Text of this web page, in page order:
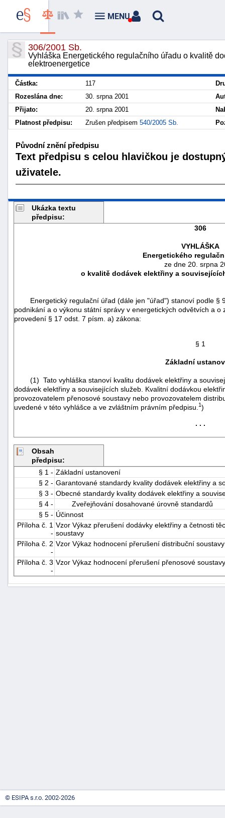
306/2001 Sb.
Vyhláška Energetického regulačního úřadu o kvalitě
elektroenergetice
Částka: 117
Rozeslána dne:
30. srpna 2001
Přijato:
20. srpna 2001
Platnost předpisu:
Zrušen předpisem 540/2005 Sb.
Původní znění předpisu
Text předpisu s celou hlavičkou je
uživatele.
Ukázka textu
předpisu:
306
VYHLÁŠKA
Energetického
ze dne 20. srpna
o kvalitě dodávek elektřiny a
Energetický regulační úřad (dále jen "úřad") stanoví podle §
podnikání a o výkonu státní správy v energetických odvětvích a
provedení § 17 odst. 7 písm. a) zákona:
§ 1
Základní
(1) Tato vyhláška stanoví kvalitu dodávek elektřiny a
dodávek elektřiny a souvisejících služeb. Kvalitní dodávkou
provozovatelem přenosové soustavy nebo provozovatelem
uvedené v této vyhlášce a ve zvláštním právním předpisu. 1 )
. . .
Obsah
předpisu:
§ 1 - Základní ustanovení
§ 2 - Garantované standardy kvality dodávek elektřiny a
§ 3 - Obecné standardy kvality dodávek elektřiny a
§ 4 -
Zveřejňování dosahované úrovně standardů
§ 5 - Účinnost
Příloha č. 1
-
Vzor Výkaz přerušení dodávky elektřiny a četnosti
soustavy
Příloha č. 2
-
Vzor Výkaz hodnocení přerušení distribuční
Příloha č. 3
-
Vzor Výkaz hodnocení přerušení přenosové
MENU
škody
© ESIPA s.r.o. 2002-2026